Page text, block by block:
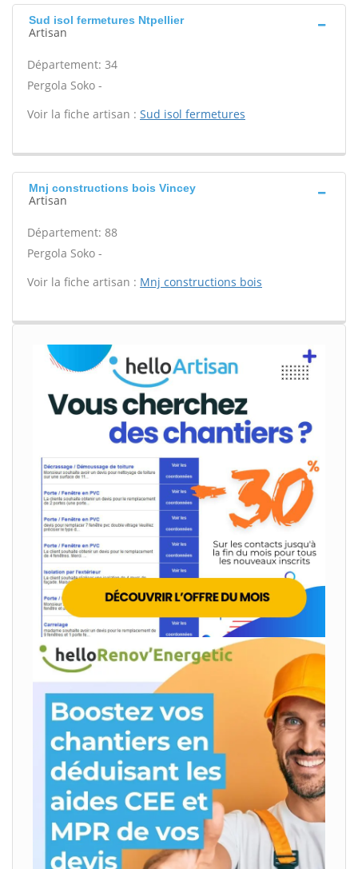
Sud isol fermetures Ntpellier
Artisan
Département: 34
Pergola Soko -
Voir la fiche artisan : Sud isol fermetures
Mnj constructions bois Vincey
Artisan
Département: 88
Pergola Soko -
Voir la fiche artisan : Mnj constructions bois